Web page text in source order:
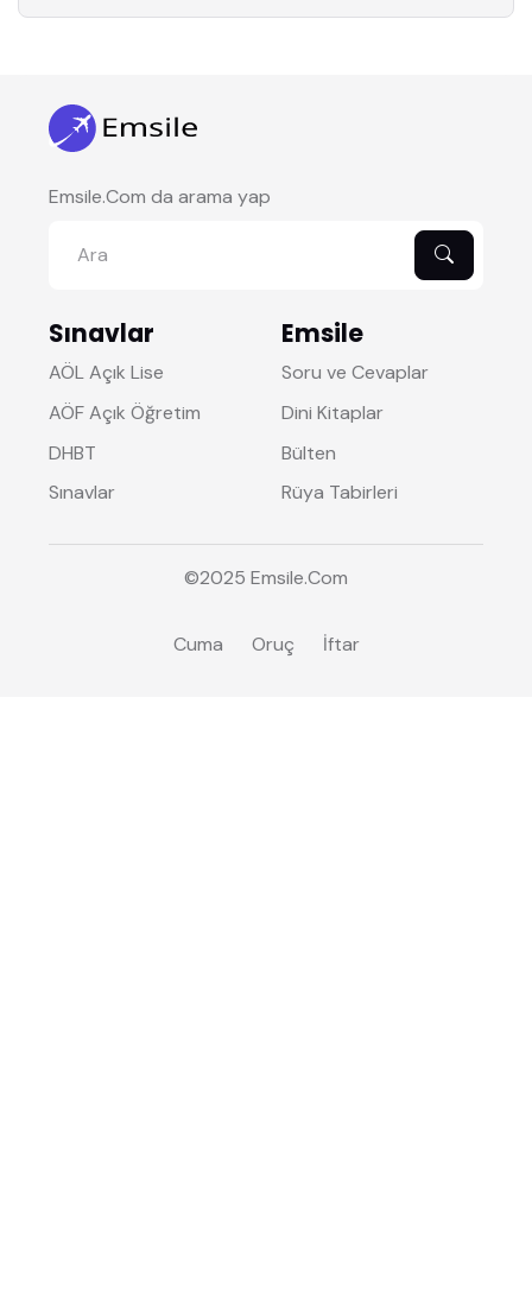
Emsile.Com da arama yap
Sınavlar
AÖL Açık Lise
AÖF Açık Öğretim
DHBT
Sınavlar
Emsile
Soru ve Cevaplar
Dini Kitaplar
Bülten
Rüya Tabirleri
©2025 Emsile.Com
Cuma Oruç İftar